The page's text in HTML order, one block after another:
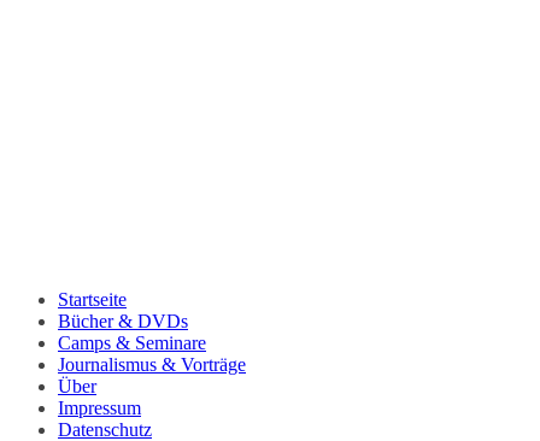
Startseite
Bücher & DVDs
Camps & Seminare
Journalismus & Vorträge
Über
Impressum
Datenschutz